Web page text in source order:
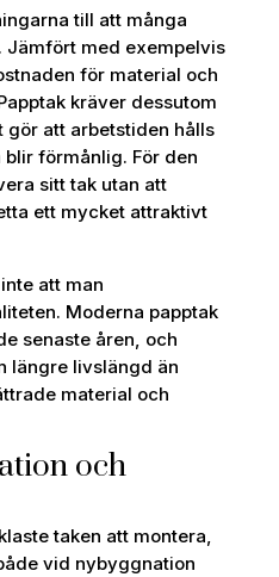
till att många
Jämfört med exempelvis
för material och
kräver dessutom
att arbetstiden hålls
förmånlig. För den
sitt tak utan att
ett mycket attraktivt
att man
Moderna papptak
senaste åren, och
längre livslängd än
material och
och
taken att montera,
vid nybyggnation